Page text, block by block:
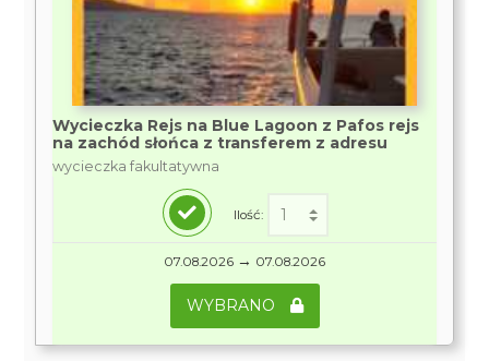
Wycieczka Rejs na Blue Lagoon z Pafos rejs
na zachód słońca z transferem z adresu
wycieczka fakultatywna
Ilość:
07.08.2026 → 07.08.2026
WYBRANO